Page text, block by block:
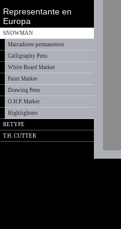
Representante en
Europa
SNOWMAN
Marcadores permanentes
Calligraphy Pens
White Board Marker
Paint Marker
Drawing Pens
O.H.P. Marker
Highlighters
RETYPE
T.H. CUTTER